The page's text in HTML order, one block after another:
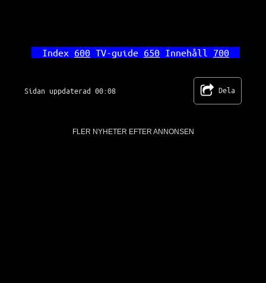
Index 600 TV-guide 650 Innehåll 700
Sidan uppdaterad 00:08 Dela
FLER NYHETER EFTER ANNONSEN